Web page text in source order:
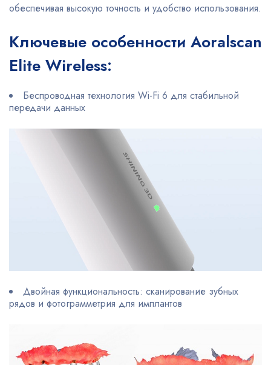
обеспечивая высокую точность и удобство использования.
Ключевые особенности Aoralscan
Elite Wireless:
Беспроводная технология Wi-Fi 6 для стабильной
передачи данных
Двойная функциональность: сканирование зубных
рядов и фотограмметрия для имплантов